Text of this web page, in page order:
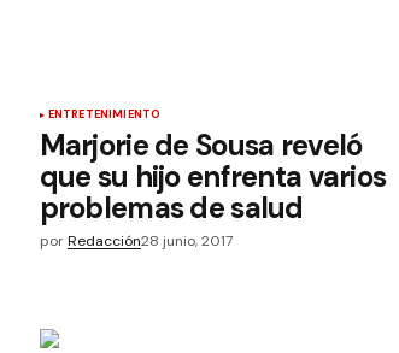
ENTRETENIMIENTO
Marjorie de Sousa reveló
que su hijo enfrenta varios
problemas de salud
por Redacción28 junio, 2017